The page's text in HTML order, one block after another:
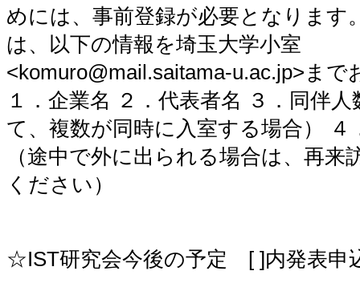
めには、事前登録が必要となります
は、以下の情報を埼玉大学小室
<komuro@mail.saitama-u.ac.jp>まで
１．企業名 ２．代表者名 ３．同伴
て、複数が同時に入室する場合） ４
（途中で外に出られる場合は、再来
ください）
☆IST研究会今後の予定 [ ]内発表申